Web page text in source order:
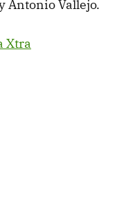
Antonio Vallejo.
Xtra